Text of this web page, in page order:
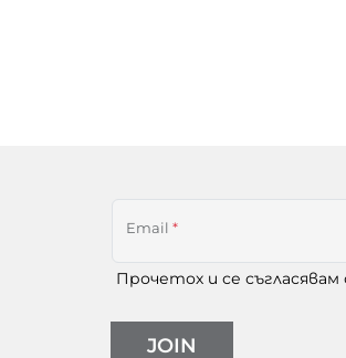
Email *
Прочетох и се съгласявам
JOIN